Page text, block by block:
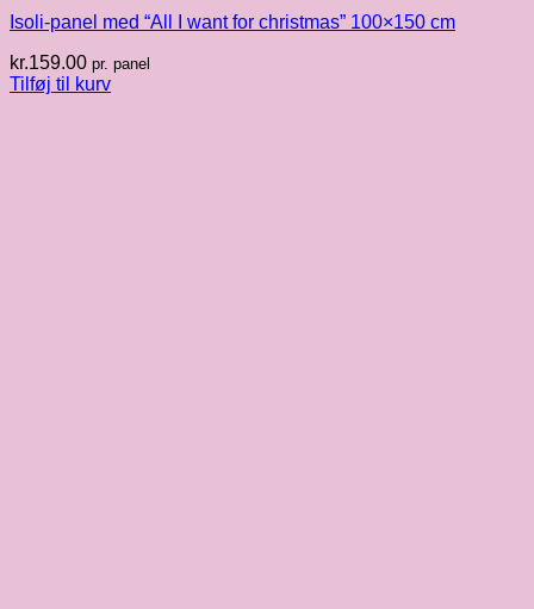
Isoli-panel med “All I want for christmas” 100×150 cm
kr.159.00 pr. panel
Tilføj til kurv